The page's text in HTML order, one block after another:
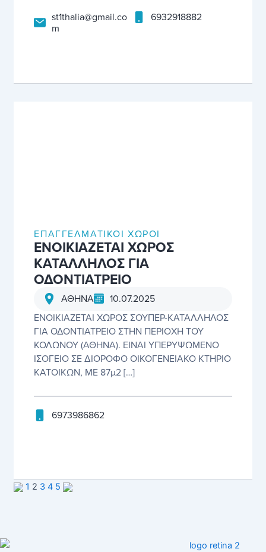
st1thalia@gmail.co
m
6932918882
ΕΠΑΓΓΕΛΜΑΤΙΚΟΊ ΧΏΡΟΙ
ΕΝΟΙΚΙΑΖΕΤΑΙ ΧΩΡΟΣ
ΚΑΤΑΛΛΗΛΟΣ ΓΙΑ
ΟΔΟΝΤΙΑΤΡΕΙΟ
ΑΘΗΝΑ
10.07.2025
ΕΝΟΙΚΙΑΖΕΤΑΙ ΧΩΡΟΣ ΣΟΥΠΕΡ-ΚΑΤΑΛΛΗΛΟΣ
ΓΙΑ ΟΔΟΝΤΙΑΤΡΕΙΟ ΣΤΗΝ ΠΕΡΙΟΧΗ ΤΟΥ
ΚΟΛΩΝΟΥ (ΑΘΗΝΑ). ΕΙΝΑΙ ΥΠΕΡΥΨΩΜΕΝΟ
ΙΣΟΓΕΙΟ ΣΕ ΔΙΟΡΟΦΟ ΟΙΚΟΓΕΝΕΙΑΚΟ ΚΤΗΡΙΟ
ΚΑΤΟΙΚΩΝ, ΜΕ 87μ2 […]
6973986862
1 2 3 4 5